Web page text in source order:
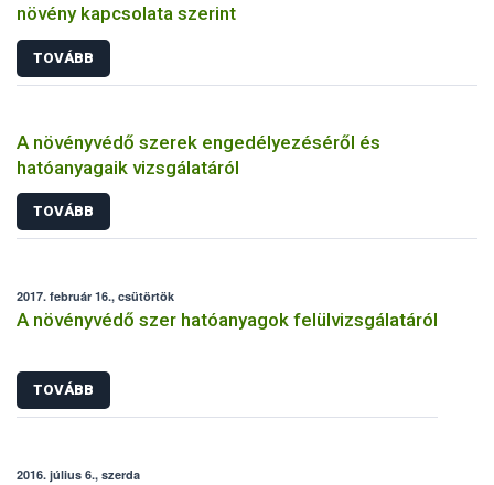
növény kapcsolata szerint
TOVÁBB
A növényvédő szerek engedélyezéséről és
hatóanyagaik vizsgálatáról
TOVÁBB
2017. február 16., csütörtök
A növényvédő szer hatóanyagok felülvizsgálatáról
TOVÁBB
2016. július 6., szerda